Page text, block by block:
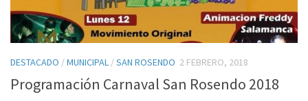
DESTACADO /MUNICIPAL /SAN ROSENDO 2 FEBRERO, 2018
Programación Carnaval San Rosendo 2018